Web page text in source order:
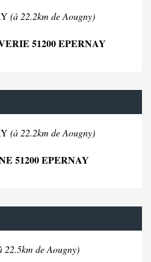
(à 22.2km de Aougny)
51200 EPERNAY
(à 22.2km de Aougny)
51200 EPERNAY
22.5km de Aougny)